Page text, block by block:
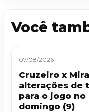
Você
07/08/2026
Cruzeiro x
alterações de
para o jogo
domingo (9)